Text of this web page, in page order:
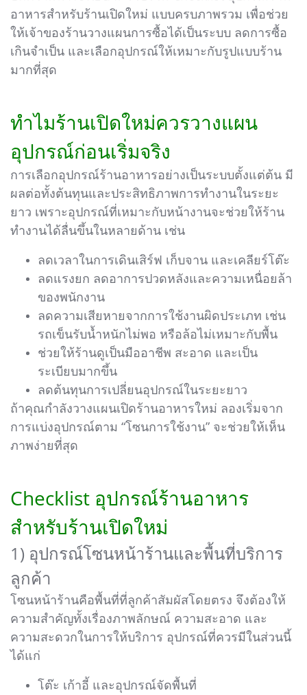
อาหารสำหรับร้านเปิดใหม่ แบบครบภาพรวม เพื่อช่วย
ให้เจ้าของร้านวางแผนการซื้อได้เป็นระบบ ลดการซื้อ
เกินจำเป็น และเลือกอุปกรณ์ให้เหมาะกับรูปแบบร้าน
มากที่สุด
ทำไมร้านเปิดใหม่ควรวางแผน
อุปกรณ์ก่อนเริ่มจริง
การเลือกอุปกรณ์ร้านอาหารอย่างเป็นระบบตั้งแต่ต้น มี
ผลต่อทั้งต้นทุนและประสิทธิภาพการทำงานในระยะ
ยาว เพราะอุปกรณ์ที่เหมาะกับหน้างานจะช่วยให้ร้าน
ทำงานได้ลื่นขึ้นในหลายด้าน เช่น
ลดเวลาในการเดินเสิร์ฟ เก็บจาน และเคลียร์โต๊ะ
ลดแรงยก ลดอาการปวดหลังและความเหนื่อยล้า
ของพนักงาน
ลดความเสียหายจากการใช้งานผิดประเภท เช่น
รถเข็นรับน้ำหนักไม่พอ หรือล้อไม่เหมาะกับพื้น
ช่วยให้ร้านดูเป็นมืออาชีพ สะอาด และเป็น
ระเบียบมากขึ้น
ลดต้นทุนการเปลี่ยนอุปกรณ์ในระยะยาว
ถ้าคุณกำลังวางแผนเปิดร้านอาหารใหม่ ลองเริ่มจาก
การแบ่งอุปกรณ์ตาม “โซนการใช้งาน” จะช่วยให้เห็น
ภาพง่ายที่สุด
Checklist อุปกรณ์ร้านอาหาร
สำหรับร้านเปิดใหม่
1) อุปกรณ์โซนหน้าร้านและพื้นที่บริการ
ลูกค้า
โซนหน้าร้านคือพื้นที่ที่ลูกค้าสัมผัสโดยตรง จึงต้องให้
ความสำคัญทั้งเรื่องภาพลักษณ์ ความสะอาด และ
ความสะดวกในการให้บริการ อุปกรณ์ที่ควรมีในส่วนนี้
ได้แก่
โต๊ะ เก้าอี้ และอุปกรณ์จัดพื้นที่